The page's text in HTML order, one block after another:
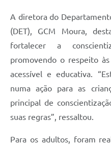
A diretora do
(DET), GCM Moura,
fortalecer a
promovendo o respeito
acessível e educativa.
numa ação para as
principal de
suas regras”, ressaltou.
Para os adultos, foram